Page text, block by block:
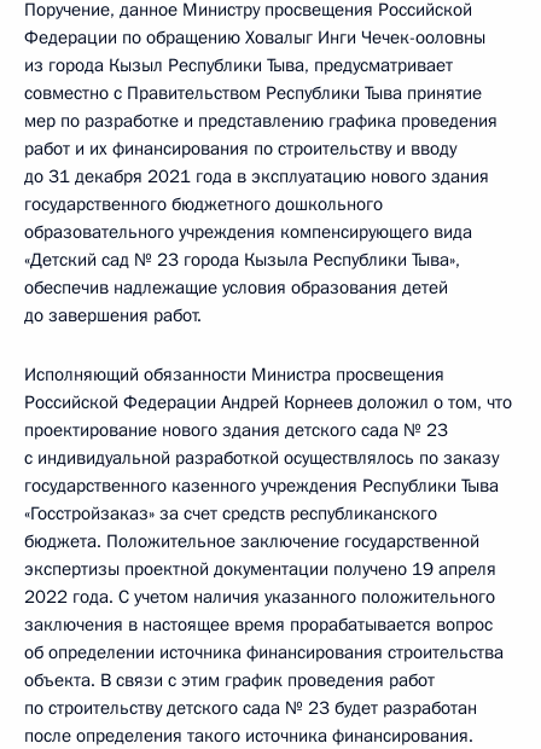
Поручение, данное Министру просвещения Российской
Федерации по обращению Ховалыг Инги Чечек-ооловны
из города Кызыл Республики Тыва, предусматривает
совместно с Правительством Республики Тыва принятие
мер по разработке и представлению графика проведения
работ и их финансирования по строительству и вводу
до 31 декабря 2021 года в эксплуатацию нового здания
государственного бюджетного дошкольного
образовательного учреждения компенсирующего вида
«Детский сад № 23 города Кызыла Республики Тыва»,
обеспечив надлежащие условия образования детей
до завершения работ.
Исполняющий обязанности Министра просвещения
Российской Федерации Андрей Корнеев доложил о том, что
проектирование нового здания детского сада № 23
с индивидуальной разработкой осуществлялось по заказу
государственного казенного учреждения Республики Тыва
«Госстройзаказ» за счет средств республиканского
бюджета. Положительное заключение государственной
экспертизы проектной документации получено 19 апреля
2022 года. С учетом наличия указанного положительного
заключения в настоящее время прорабатывается вопрос
об определении источника финансирования строительства
объекта. В связи с этим график проведения работ
по строительству детского сада № 23 будет разработан
после определения такого источника финансирования.